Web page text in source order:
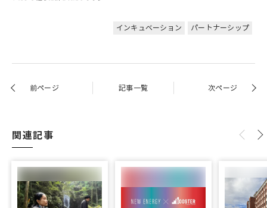
インキュベーション パートナーシップ
前ページ 記事一覧 次ページ
関連記事